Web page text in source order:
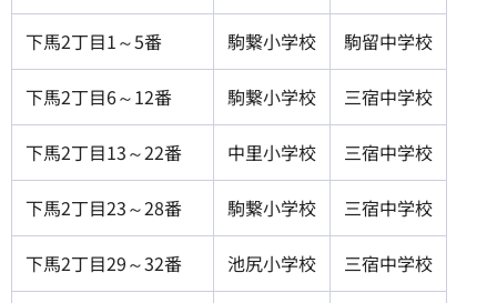
下馬2丁目1～5番 駒繋小学校 駒留中学校
下馬2丁目6～12番 駒繋小学校 三宿中学校
下馬2丁目13～22番 中里小学校 三宿中学校
下馬2丁目23～28番 駒繋小学校 三宿中学校
下馬2丁目29～32番 池尻小学校 三宿中学校